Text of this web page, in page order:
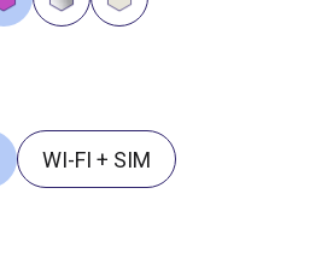
WI-FI + SIM